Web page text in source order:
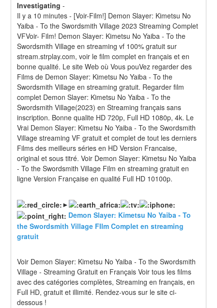
Investigating -
Il y a 10 minutes - [Voir-Film!] Demon Slayer: Kimetsu No
Yaiba - To the Swordsmith Village 2023 Streaming Complet
VFVoir- Film! Demon Slayer: Kimetsu No Yaiba - To the
Swordsmith Village en streaming vf 100% gratuit sur
stream.strplay.com, voir le film complet en français et en
bonne qualité. Le site Web où Vous pouVez regarder des
Films de Demon Slayer: Kimetsu No Yaiba - To the
Swordsmith Village en streaming gratuit. Regarder film
complet Demon Slayer: Kimetsu No Yaiba - To the
Swordsmith Village(2023) en Streaming français sans
inscription. Bonne qualite HD 720p, Full HD 1080p, 4k. Le
Vrai Demon Slayer: Kimetsu No Yaiba - To the Swordsmith
Village streaming VF gratuit et complet de tout les derniers
Films des meilleurs séries en HD Version Francaise,
original et sous titré. Voir Demon Slayer: Kimetsu No Yaiba
- To the Swordsmith Village Film en streaming gratuit en
ligne Version Française en qualité Full HD 10100p.
►
Demon Slayer: Kimetsu No Yaiba - To
the Swordsmith Village FIlm Complet en streaming
gratuit
Voir Demon Slayer: Kimetsu No Yaiba - To the Swordsmith
Village - Streaming Gratuit en Français Voir tous les films
avec des catégories complètes, Streaming en français, en
Full HD, gratuit et illimité. Rendez-vous sur le site ci-
dessous !